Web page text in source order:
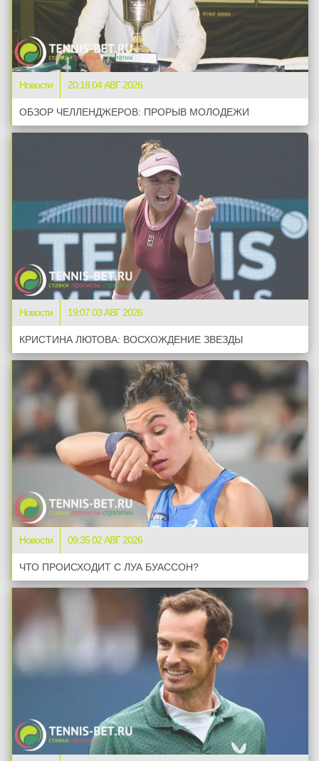
Новости 20:18 04 АВГ 2026
ОБЗОР ЧЕЛЛЕНДЖЕРОВ: ПРОРЫВ МОЛОДЕЖИ
Новости 19:07 03 АВГ 2026
КРИСТИНА ЛЮТОВА: ВОСХОЖДЕНИЕ ЗВЕЗДЫ
Новости 09:35 02 АВГ 2026
ЧТО ПРОИСХОДИТ С ЛУА БУАССОН?